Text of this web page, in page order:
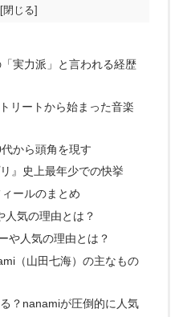
実力派」と言われる経歴
リートから始まった音楽
から頭角を現す
』史上最年少での快挙
ールのまとめ
人気の理由とは？
や人気の理由とは？
（山田七海）の主なもの
？nanamiが圧倒的に人気